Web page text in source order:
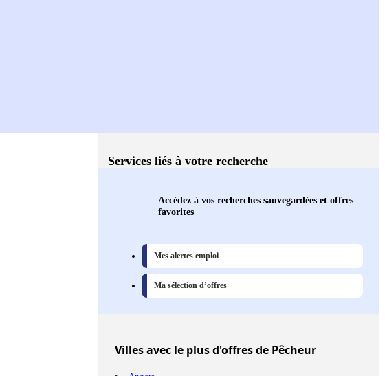
Services liés à votre recherche
Accédez à vos recherches sauvegardées et offres
favorites
Mes alertes emploi
Ma sélection d’offres
Villesavec le plus d'offres de Pêcheur